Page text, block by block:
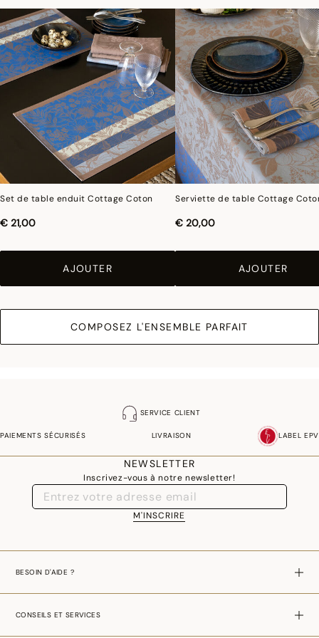
Set de table enduit Cottage Coton
€ 21,00
AJOUTER
Serviette de table Cottage
€ 20,00
AJOUTER
COMPOSEZ L'ENSEMBLE PARFAIT
SERVICE CLIENT
PAIEMENTS SÉCURISÉS LIVRAISON LABEL EPV
NEWSLETTER
Inscrivez-vous à notre newsletter!
M'INSCRIRE
BESOIN D'AIDE ?
CONSEILS ET SERVICES